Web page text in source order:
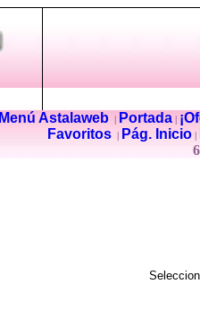
Menú Astalaweb| Portada|
Favoritos
Pág. Inicio